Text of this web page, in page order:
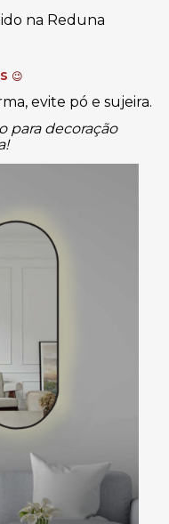
na Reduna
😉
evite pó e sujeira.
para decoração